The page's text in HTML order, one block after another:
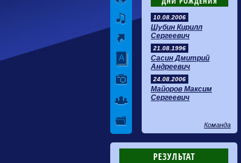
10.08.2006
Шубин Кирилл
Сергеевич
21.08.1996
Сасин Дмитрий
Андреевич
24.08.2006
Майоров Максим
Сергеевич
Команда
РЕЗУЛЬТАТ